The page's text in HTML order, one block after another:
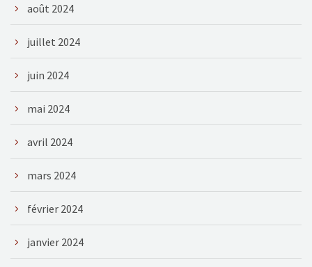
août 2024
juillet 2024
juin 2024
mai 2024
avril 2024
mars 2024
février 2024
janvier 2024